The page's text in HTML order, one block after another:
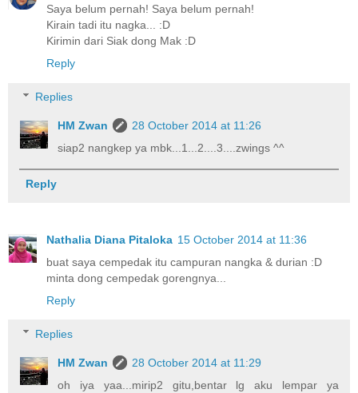
Saya belum pernah! Saya belum pernah!
Kirain tadi itu nagka... :D
Kirimin dari Siak dong Mak :D
Reply
Replies
HM Zwan
28 October 2014 at 11:26
siap2 nangkep ya mbk...1...2....3....zwings ^^
Reply
Nathalia Diana Pitaloka 15 October 2014 at 11:36
buat saya cempedak itu campuran nangka & durian :D
minta dong cempedak gorengnya...
Reply
Replies
HM Zwan
28 October 2014 at 11:29
oh iya yaa...mirip2 gitu,bentar lg aku lempar ya